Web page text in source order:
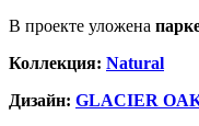
В проекте уложена
Коллекция: Natural
Дизайн: GLACIER